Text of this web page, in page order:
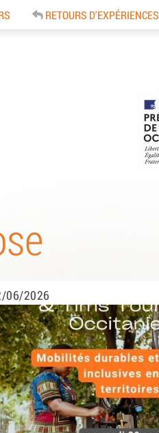
RETOURS D'EXPÉRIENCES
06/2026